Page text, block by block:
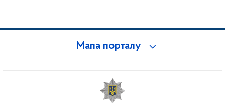
Мапа порталу